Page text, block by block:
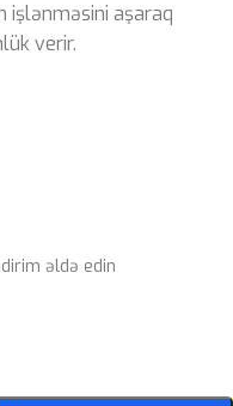
işlənməsini aşaraq
verir.
əldə edin